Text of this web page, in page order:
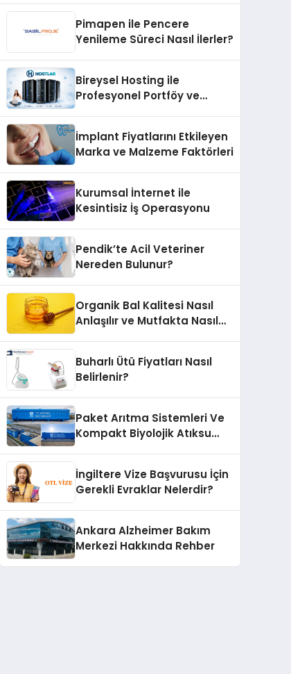
Pimapen ile Pencere
Yenileme Süreci Nasıl İlerler?
Bireysel Hosting ile
Profesyonel Portföy ve
İmplant Fiyatlarını Etkileyen
Marka ve Malzeme Faktörleri
Kurumsal İnternet ile
Kesintisiz İş Operasyonu
Pendik’te Acil Veteriner
Nereden Bulunur?
Organik Bal Kalitesi Nasıl
Anlaşılır ve Mutfakta Nasıl
Buharlı Ütü Fiyatları Nasıl
Belirlenir?
Paket Arıtma Sistemleri Ve
Kompakt Biyolojik Atıksu
İngiltere Vize Başvurusu İçin
Gerekli Evraklar Nelerdir?
Ankara Alzheimer Bakım
Merkezi Hakkında Rehber